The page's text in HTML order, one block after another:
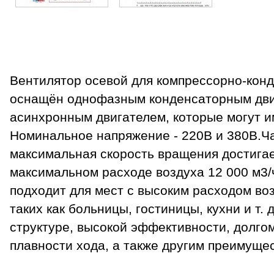
Вентилятор осевой для компрессорно-
оснащён однофазным конденсаторным
асинхронным двигателем, которые могут
Номинальное напряжение - 220В и
максимальная скорость вращения
максимальном расходе воздуха 12 000 м3/
подходит для мест с высоким расходом
таких как больницы, гостиницы, кухни и т.
структуре, высокой эффективности,
плавности хода, а также другим